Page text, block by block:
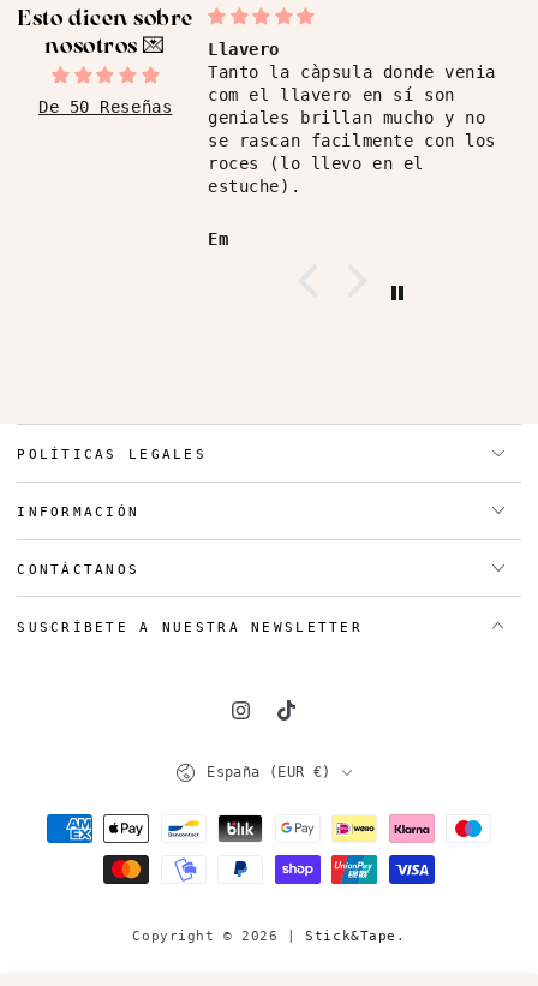
Esto dicen sobre
nosotros ​💌
De 50 Reseñas
Llavero
Tanto la càpsula donde venia
com el llavero en sí son
geniales brillan mucho y no
se rascan facilmente con los
roces (lo llevo en el
estuche).
Em
POLÍTICAS LEGALES
INFORMACIÓN
CONTÁCTANOS
SUSCRÍBETE A NUESTRA NEWSLETTER
Instagram
TikTok
Copyright © 2026 |Stick&Tape .
España (EUR €)
Métodos